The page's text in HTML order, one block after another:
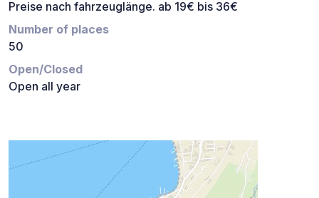
Preise nach fahrzeuglänge. ab 19€ bis 36€
Number of places
50
Open/Closed
Open all year